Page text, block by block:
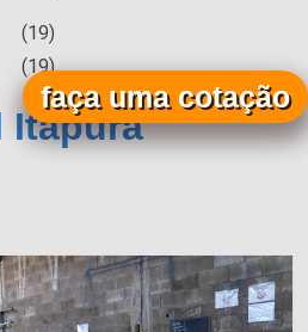
(19)
(19)
de Escada
Itapura
faça uma cotação